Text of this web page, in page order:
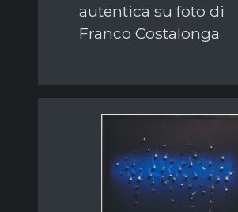
autentica su foto di
Franco Costalonga